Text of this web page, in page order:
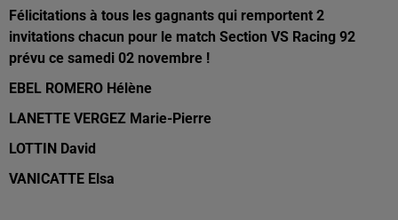
Félicitations à tous les gagnants qui remportent 2
invitations chacun pour le match Section VS Racing 92
prévu ce samedi 02 novembre !
EBEL ROMERO Hélène
LANETTE VERGEZ Marie-Pierre
LOTTIN David
VANICATTE Elsa